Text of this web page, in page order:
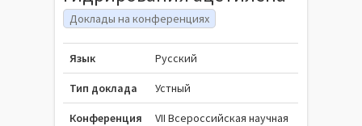
Доклады на конференциях
Язык Русский
Тип доклада Устный
Конференция
VII Всероссийская научная